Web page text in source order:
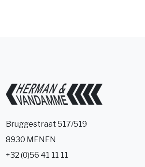
Bruggestraat 517/519
8930 MENEN
+32 (0)56 41 11 11